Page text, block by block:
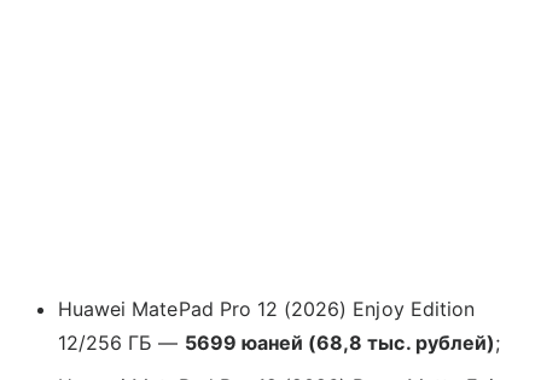
Huawei MatePad Pro 12 (2026) Enjoy Edition
12/256 ГБ — 5699 юаней (68,8 тыс. рублей);